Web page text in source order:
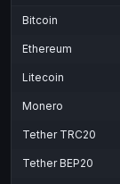
Bitcoin
Ethereum
Litecoin
Monero
Tether TRC20
Tether BEP20